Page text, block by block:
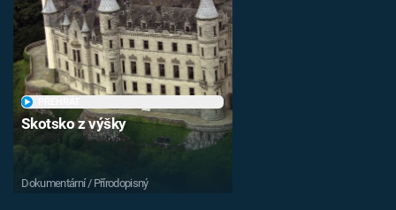
Skotsko z výšky
Dokumentární / Přírodopisný